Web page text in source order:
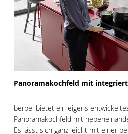
Panoramakochfeld mit
berbel bietet ein eigens
Panoramakochfeld mit
Es lässt sich ganz leicht mit einer